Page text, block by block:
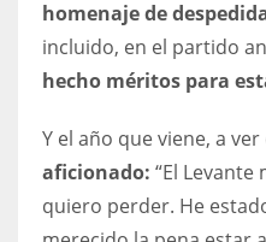
homenaje de
incluido, en el partido
hecho méritos para
Y el año que viene, a ver
aficionado: “El Levante
quiero perder. He